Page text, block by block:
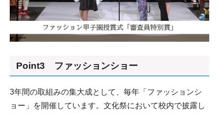
Point3 ファッションショー
3年間の取組みの集大成として、毎年「ファッションシ
ョー」を開催しています。文化祭において校内で披露し